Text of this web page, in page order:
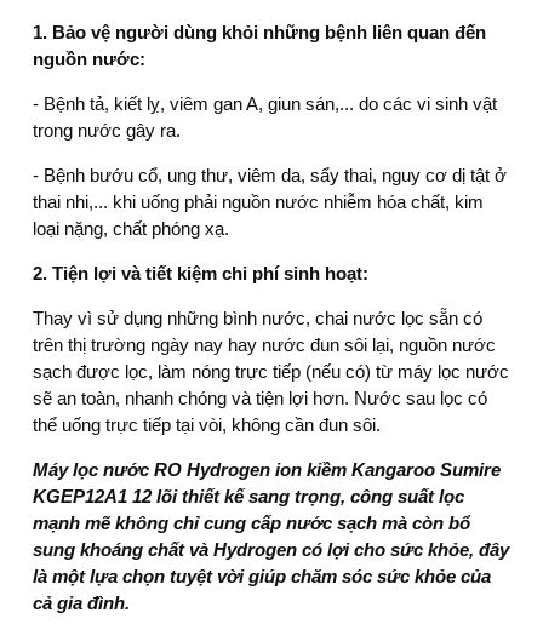
1. Bảo vệ người dùng khỏi những bệnh liên quan đến
nguồn nước:
- Bệnh tả, kiết lỵ, viêm gan A, giun sán,... do các vi sinh vật
trong nước gây ra.
- Bệnh bướu cổ, ung thư, viêm da, sẩy thai, nguy cơ dị tật ở
thai nhi,... khi uống phải nguồn nước nhiễm hóa chất, kim
loại nặng, chất phóng xạ.
2. Tiện lợi và tiết kiệm chi phí sinh hoạt:
Thay vì sử dụng những bình nước, chai nước lọc sẵn có
trên thị trường ngày nay hay nước đun sôi lại, nguồn nước
sạch được lọc, làm nóng trực tiếp (nếu có) từ máy lọc nước
sẽ an toàn, nhanh chóng và tiện lợi hơn. Nước sau lọc có
thể uống trực tiếp tại vòi, không cần đun sôi.
Máy lọc nước RO Hydrogen ion kiềm Kangaroo Sumire
KGEP12A1 12 lõithiết kế sang trọng, công suất lọc
mạnh mẽ không chỉ cung cấp nước sạch mà còn bổ
sung khoáng chất và Hydrogen có lợi cho sức khỏe, đây
là một lựa chọn tuyệt vời giúp chăm sóc sức khỏe của
cả gia đình.